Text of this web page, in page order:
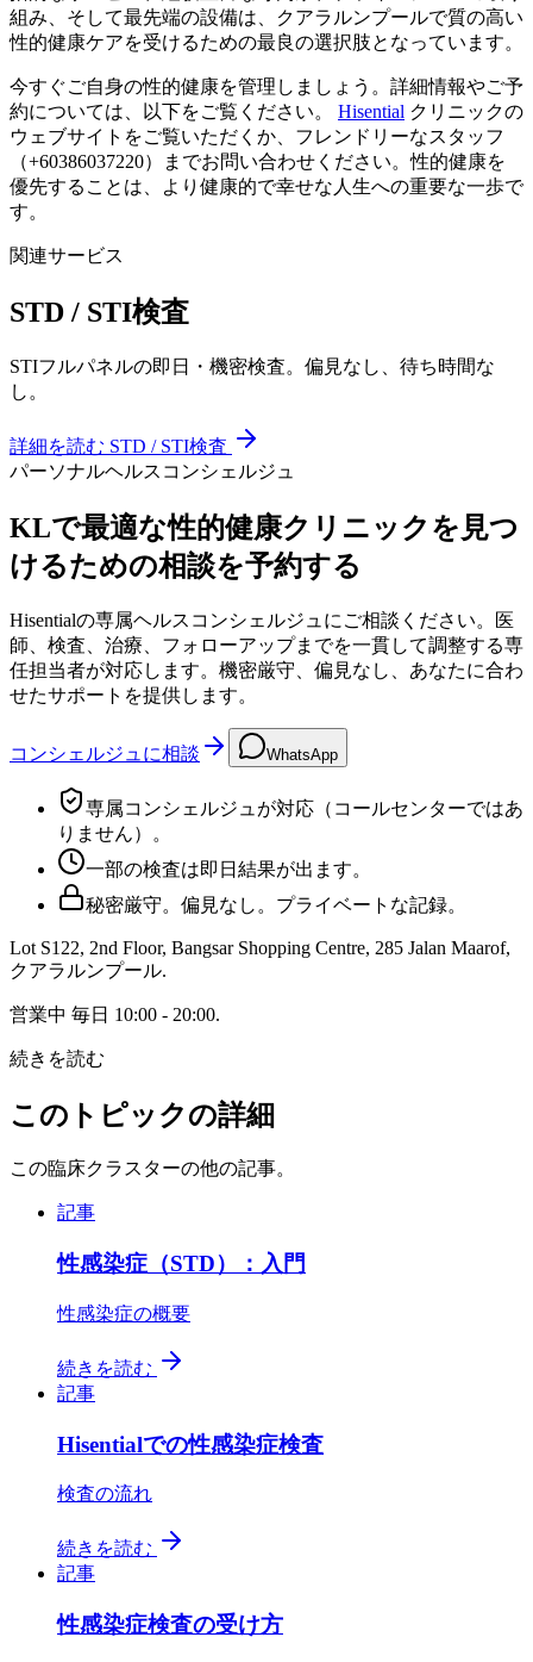
組み、そして最先端の設備は、クアラルンプールで質の高い
性的健康ケアを受けるための最良の選択肢となっています。
今すぐご自身の性的健康を管理しましょう。詳細情報やご予
約については、以下をご覧ください。 Hisential クリニックの
ウェブサイトをご覧いただくか、フレンドリーなスタッフ
（+60386037220）までお問い合わせください。性的健康を
優先することは、より健康的で幸せな人生への重要な一歩で
す。
関連サービス
STD / STI検査
STIフルパネルの即日・機密検査。偏見なし、待ち時間な
し。
詳細を読む STD / STI検査
パーソナルヘルスコンシェルジュ
KLで最適な性的健康クリニックを見つ
けるための相談を予約する
Hisentialの専属ヘルスコンシェルジュにご相談ください。医
師、検査、治療、フォローアップまでを一貫して調整する専
任担当者が対応します。機密厳守、偏見なし、あなたに合わ
せたサポートを提供します。
コンシェルジュに相談 WhatsApp
専属コンシェルジュが対応（コールセンターではあ
りません）。
一部の検査は即日結果が出ます。
秘密厳守。偏見なし。プライベートな記録。
Lot S122, 2nd Floor, Bangsar Shopping Centre, 285 Jalan Maarof,
クアラルンプール.
営業中 毎日 10:00 - 20:00.
続きを読む
このトピックの詳細
この臨床クラスターの他の記事。
記事
性感染症（STD）：入門
性感染症の概要
続きを読む
記事
Hisentialでの性感染症検査
検査の流れ
続きを読む
記事
性感染症検査の受け方